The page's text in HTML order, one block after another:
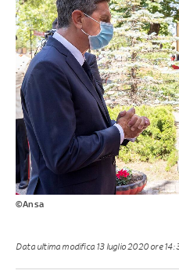
©Ansa
Data ultima modifica 13 luglio 2020 ore